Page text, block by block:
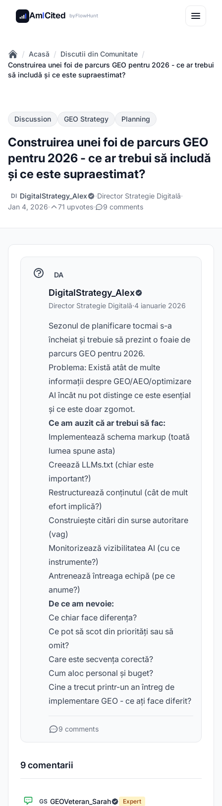
AmICited byFlowHunt
Home
/ Acasă / Discutii din Comunitate /
Construirea unei foi de parcurs GEO pentru 2026 - ce ar trebui
să includă și ce este supraestimat?
Discussion GEO Strategy Planning
Construirea unei foi de parcurs GEO
pentru 2026 - ce ar trebui să includă
și ce este supraestimat?
DI DigitalStrategy_Alex ·Director Strategie Digitală·
Jan 4, 2026· 71 upvotes· 9 comments
DA
DigitalStrategy_Alex
Director Strategie Digitală·4 ianuarie 2026
Sezonul de planificare tocmai s-a
încheiat și trebuie să prezint o foaie de
parcurs GEO pentru 2026.
Problema: Există atât de multe
informații despre GEO/AEO/optimizare
AI încât nu pot distinge ce este esențial
și ce este doar zgomot.
Ce am auzit că ar trebui să fac:
Implementează schema markup (toată
lumea spune asta)
Creează LLMs.txt (chiar este
important?)
Restructurează conținutul (cât de mult
efort implică?)
Construiește citări din surse autoritare
(vag)
Monitorizează vizibilitatea AI (cu ce
instrumente?)
Antrenează întreaga echipă (pe ce
anume?)
De ce am nevoie:
Ce chiar face diferența?
Ce pot să scot din priorități sau să
omit?
Care este secvența corectă?
Cum aloc personal și buget?
Cine a trecut printr-un an întreg de
implementare GEO - ce ați face diferit?
9 comments
9 comentarii
GS GEOVeteran_Sarah
Expert